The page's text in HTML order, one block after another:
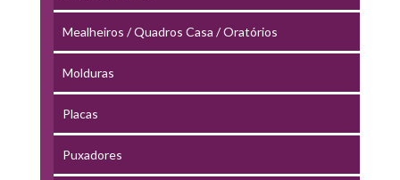
Mealheiros / Quadros Casa / Oratórios
Molduras
Placas
Puxadores